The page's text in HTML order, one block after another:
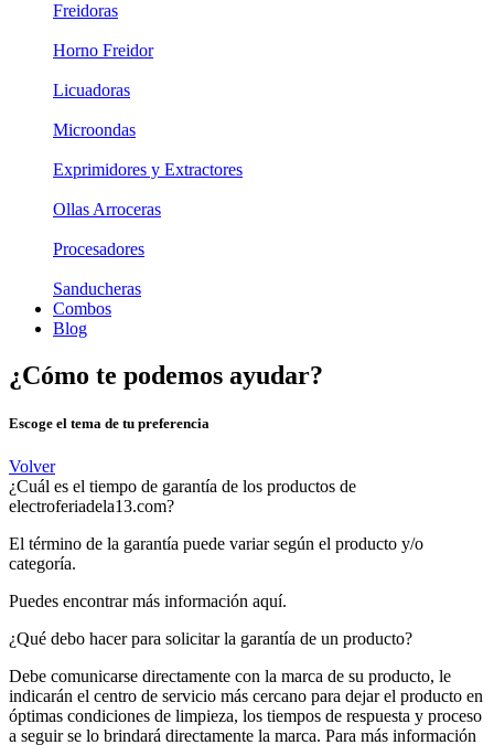
Freidoras
Horno Freidor
Licuadoras
Microondas
Exprimidores y Extractores
Ollas Arroceras
Procesadores
Sanducheras
Combos
Blog
¿Cómo te podemos ayudar?
Escoge el tema de tu preferencia
Volver
¿Cuál es el tiempo de garantía de los productos de
electroferiadela13.com?
El término de la garantía puede variar según el producto y/o
categoría.
Puedes encontrar más información aquí.
¿Qué debo hacer para solicitar la garantía de un producto?
Debe comunicarse directamente con la marca de su producto, le
indicarán el centro de servicio más cercano para dejar el producto en
óptimas condiciones de limpieza, los tiempos de respuesta y proceso
a seguir se lo brindará directamente la marca. Para más información